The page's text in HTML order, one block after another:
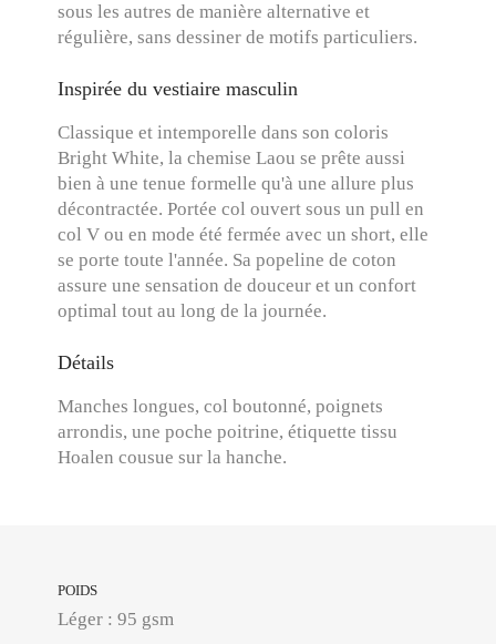
sous les autres de manière alternative et
régulière, sans dessiner de motifs particuliers.
Inspirée du vestiaire masculin
Classique et intemporelle dans son coloris
Bright White, la chemise Laou se prête aussi
bien à une tenue formelle qu'à une allure plus
décontractée. Portée col ouvert sous un pull en
col V ou en mode été fermée avec un short, elle
se porte toute l'année. Sa popeline de coton
assure une sensation de douceur et un confort
optimal tout au long de la journée.
Détails
Manches longues, col boutonné, poignets
arrondis, une poche poitrine, étiquette tissu
Hoalen cousue sur la hanche.
POIDS
Léger : 95 gsm